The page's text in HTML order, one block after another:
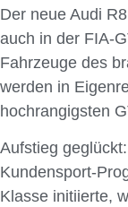
Der neue Audi
auch in der FIA-
Fahrzeuge des
werden in
hochrangigsten
Aufstieg
Kundensport-
Klasse initiierte,